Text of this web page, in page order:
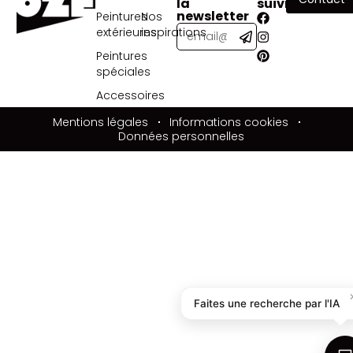
Peintures
extérieures
Peintures
spéciales
Accessoires
Nos
inspirations
newsletter
Mentions légales
Informations cookies
Données personnelles
Faites une recherche par l'IA